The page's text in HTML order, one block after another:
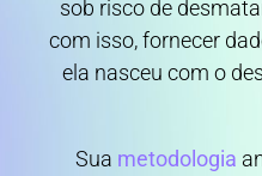
sob risco de
com isso, fornecer
ela nasceu com o
Sua metodologia